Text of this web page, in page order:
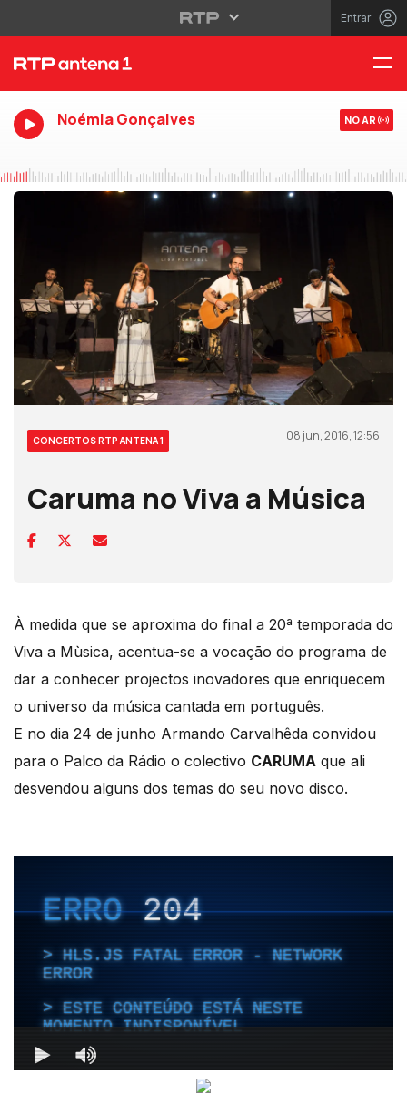
Entrar
Noémia Gonçalves NO AR
CONCERTOS RTP ANTENA 1 08 jun, 2016, 12:56
Caruma no Viva a Música
À medida que se aproxima do final a 20ª temporada do
Viva a Mùsica, acentua-se a vocação do programa de
dar a conhecer projectos inovadores que enriquecem
o universo da música cantada em português.
E no dia 24 de junho Armando Carvalhêda convidou
para o Palco da Rádio o colectivo CARUMA que ali
desvendou alguns dos temas do seu novo disco.